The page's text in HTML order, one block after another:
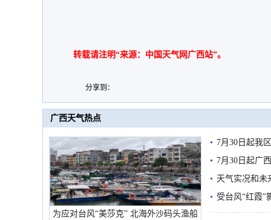
转载请注明“来源：中国天气网广西站”。
分享到：
广西天气热点
为应对台风“美莎克” 北海外沙码头渔船
7月30日起我
7月30日起广
天气实况和未
受台风“红霞”
有较强降雨